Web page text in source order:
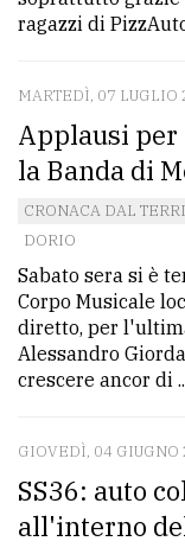
ragazzi di
MARTEDÌ, 07
Applausi per
la Banda di
CRONACA DAL
DORIO
Sabato sera si è
Corpo Musicale
diretto, per
Alessandro
crescere ancor di
GIOVEDÌ, 04
SS36: auto
all'interno